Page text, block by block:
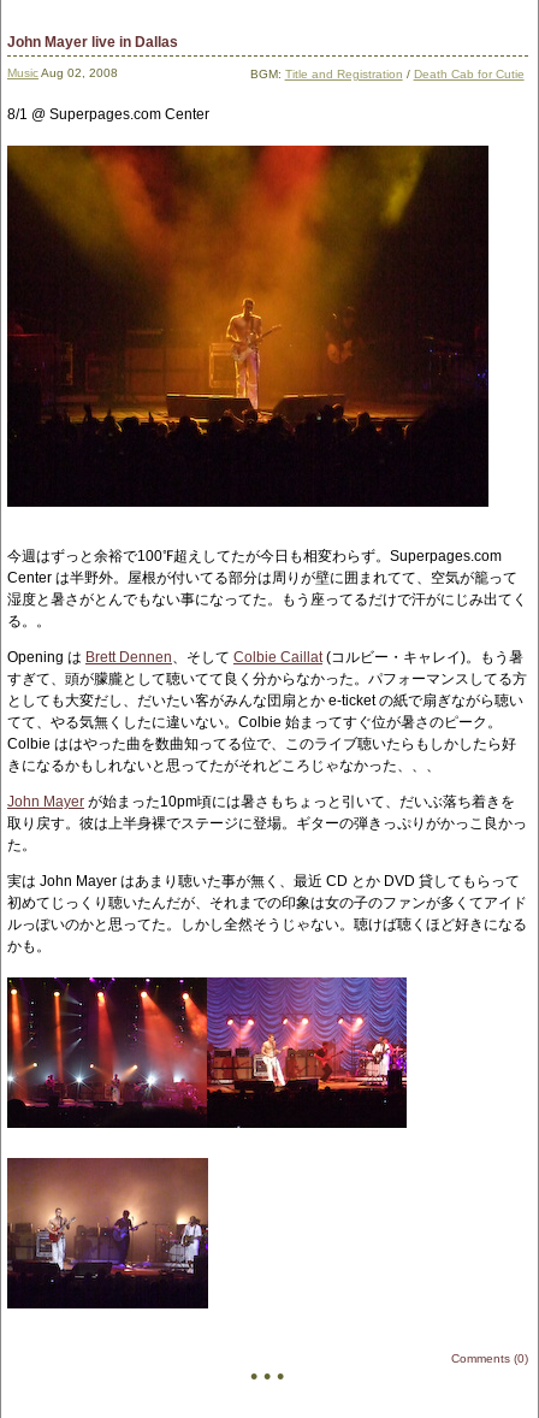
John Mayer live in Dallas
MusicAug 02, 2008 BGM: Title and Registration / Death Cab for Cutie
8/1 @ Superpages.com Center
今週はずっと余裕で100℉超えしてたが今日も相変わらず。Superpages.com
Center は半野外。屋根が付いてる部分は周りが壁に囲まれてて、空気が籠って
湿度と暑さがとんでもない事になってた。もう座ってるだけで汗がにじみ出てく
る。。
Opening は Brett Dennen、そして Colbie Caillat(コルビー・キャレイ)。もう暑
すぎて、頭が朦朧として聴いてて良く分からなかった。パフォーマンスしてる方
としても大変だし、だいたい客がみんな団扇とか e-ticket の紙で扇ぎながら聴い
てて、やる気無くしたに違いない。Colbie 始まってすぐ位が暑さのピーク。
Colbie ははやった曲を数曲知ってる位で、このライブ聴いたらもしかしたら好
きになるかもしれないと思ってたがそれどころじゃなかった、、、
John Mayer が始まった10pm頃には暑さもちょっと引いて、だいぶ落ち着きを
取り戻す。彼は上半身裸でステージに登場。ギターの弾きっぷりがかっこ良かっ
た。
実は John Mayer はあまり聴いた事が無く、最近 CD とか DVD 貸してもらって
初めてじっくり聴いたんだが、それまでの印象は女の子のファンが多くてアイド
ルっぽいのかと思ってた。しかし全然そうじゃない。聴けば聴くほど好きになる
かも。
Comments (0)
• • •